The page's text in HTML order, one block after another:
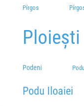
Pírgos
Ploiești
Podeni
Podu Iloaiei